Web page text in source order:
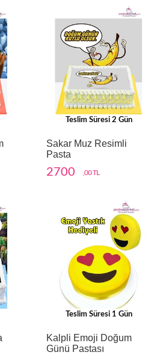
Teslim Süresi 2 Gün
Sakar Muz Resimli
Pasta
2700 ,00 TL
Teslim Süresi 1 Gün
Kalpli Emoji Doğum
Günü Pastası